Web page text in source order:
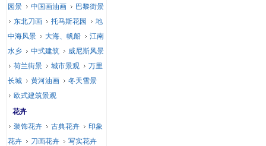
园景
中国画油画
巴黎街景
东北刀画
托马斯花园
地
中海风景
大海、帆船
江南
水乡
中式建筑
威尼斯风景
荷兰街景
城市景观
万里
长城
黄河油画
冬天雪景
欧式建筑景观
花卉
装饰花卉
古典花卉
印象
花卉
刀画花卉
写实花卉